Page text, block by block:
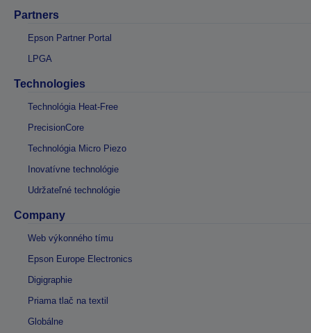
Partners
Epson Partner Portal
LPGA
Technologies
Technológia Heat-Free
PrecisionCore
Technológia Micro Piezo
Inovatívne technológie
Udržateľné technológie
Company
Web výkonného tímu
Epson Europe Electronics
Digigraphie
Priama tlač na textil
Globálne